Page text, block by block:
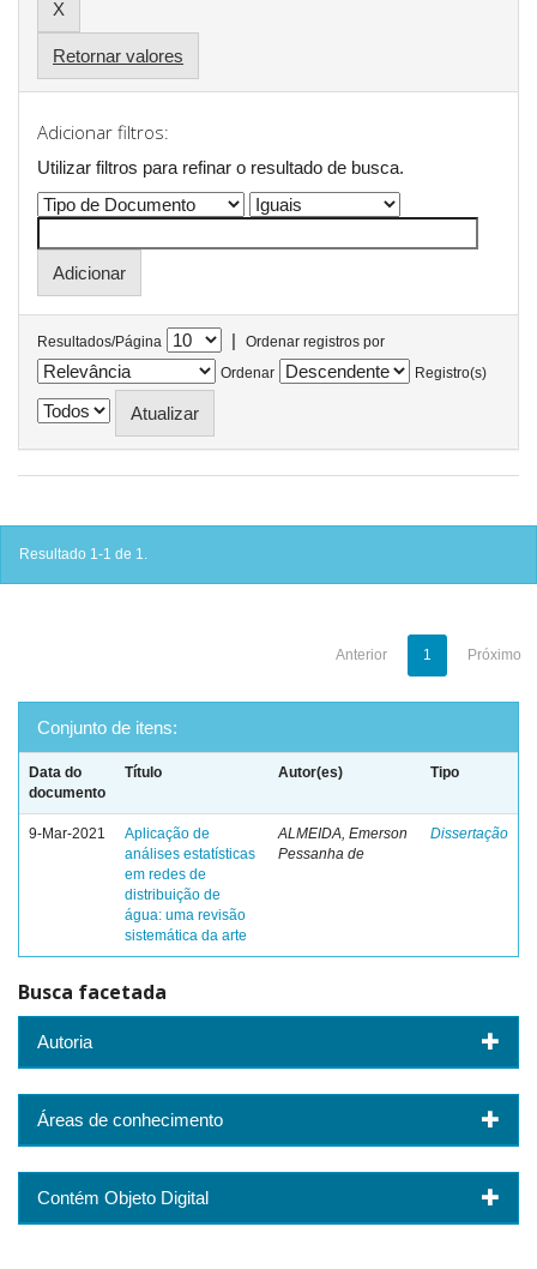
Retornar valores
Adicionar filtros:
Utilizar filtros para refinar o resultado de busca.
Resultados/Página |
Ordenar registros por
Ordenar
Registro(s)
Resultado 1-1 de 1.
Anterior 1 Próximo
Conjunto de itens:
Data do
documento
Título Autor(es) Tipo
9-Mar-2021
Aplicação de
análises estatísticas
em redes de
distribuição de
água: uma revisão
sistemática da arte
ALMEIDA, Emerson
Pessanha de
Dissertação
Busca facetada
Autoria
Áreas de conhecimento
Contém Objeto Digital